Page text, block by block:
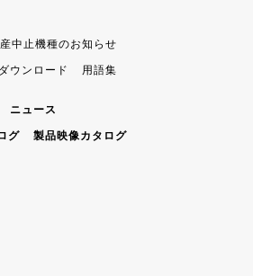
中止機種のお知らせ
ウンロード 用語集
ニュース
グ 製品映像カタログ